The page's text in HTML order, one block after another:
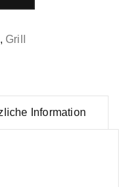
, Grill
Information